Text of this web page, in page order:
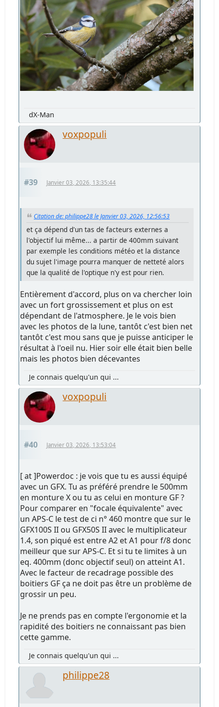
dX-Man
voxpopuli
#39 Janvier 03, 2026, 13:35:44
Citation de: philippe28 le Janvier 03, 2026, 12:56:53
et ça dépend d'un tas de facteurs externes a
l'objectif lui même... a partir de 400mm suivant
par exemple les conditions météo et la distance
du sujet l'image pourra manquer de netteté alors
que la qualité de l'optique n'y est pour rien.
Entièrement d'accord, plus on va chercher loin
avec un fort grossissement et plus on est
dépendant de l'atmosphere. Je le vois bien
avec les photos de la lune, tantôt c'est bien net
tantôt c'est mou sans que je puisse anticiper le
résultat à l'oeil nu. Hier soir elle était bien belle
mais les photos bien décevantes
Je connais quelqu'un qui ...
voxpopuli
#40 Janvier 03, 2026, 13:53:04
[ at ]Powerdoc : je vois que tu es aussi équipé
avec un GFX. Tu as préféré prendre le 500mm
en monture X ou tu as celui en monture GF ?
Pour comparer en "focale équivalente" avec
un APS-C le test de ci n° 460 montre que sur le
GFX100S II ou GFX50S II avec le multiplicateur
1.4, son piqué est entre A2 et A1 pour f/8 donc
meilleur que sur APS-C. Et si tu te limites à un
eq. 400mm (donc objectif seul) on atteint A1.
Avec le facteur de recadrage possible des
boitiers GF ça ne doit pas être un problème de
grossir un peu.
Je ne prends pas en compte l'ergonomie et la
rapidité des boitiers ne connaissant pas bien
cette gamme.
Je connais quelqu'un qui ...
philippe28